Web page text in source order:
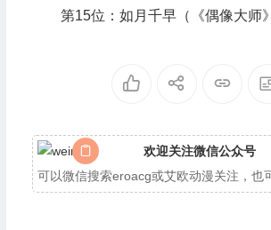
第15位：如月千早（《偶像大师
欢迎关注微信公众号
可以微信搜索eroacg或艾欧动漫关注，也